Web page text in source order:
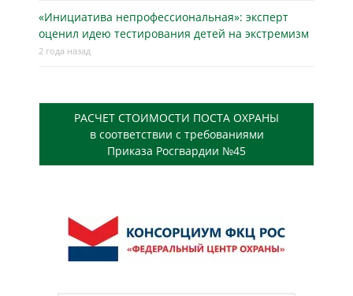
«Инициатива непрофессиональная»: эксперт
оценил идею тестирования детей на экстремизм
2 года назад
РАСЧЕТ СТОИМОСТИ ПОСТА ОХРАНЫ
в соответствии с требованиями
Приказа Росгвардии №45